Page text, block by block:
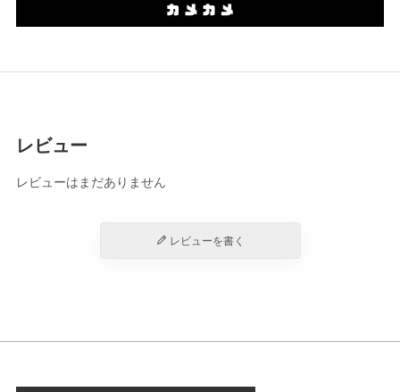
レビュー
レビューはまだありません
レビューを書く